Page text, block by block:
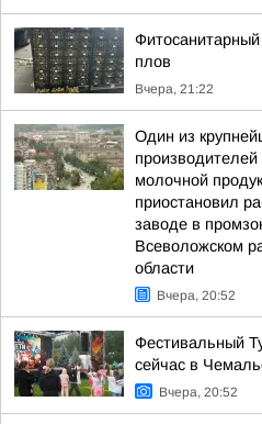
плов
Вчера, 21:22
Один из
производителей
молочной
приостановил
заводе в
Всеволожском
области
Вчера, 20:52
Фестивальный
сейчас в
Вчера, 20:52